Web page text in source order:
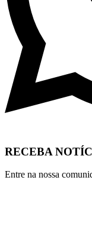
RECEBA
Entre na nossa